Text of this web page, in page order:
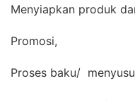
Menyiapkan produk
Promosi,
Proses baku/